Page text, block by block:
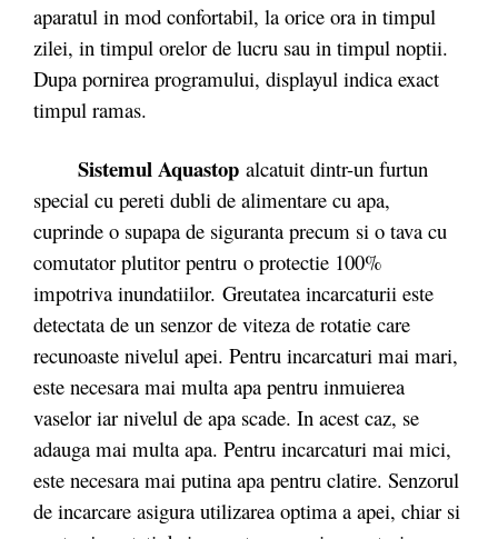
aparatul in mod confortabil, la orice ora in timpul
zilei, in timpul orelor de lucru sau in timpul noptii.
Dupa pornirea programului, displayul indica exact
timpul ramas.
Sistemul Aquastop alcatuit dintr-un furtun
special cu pereti dubli de alimentare cu apa,
cuprinde o supapa de siguranta precum si o tava cu
comutator plutitor pentru o protectie 100%
impotriva inundatiilor. Greutatea incarcaturii este
detectata de un senzor de viteza de rotatie care
recunoaste nivelul apei. Pentru incarcaturi mai mari,
este necesara mai multa apa pentru inmuierea
vaselor iar nivelul de apa scade. In acest caz, se
adauga mai multa apa. Pentru incarcaturi mai mici,
este necesara mai putina apa pentru clatire. Senzorul
de incarcare asigura utilizarea optima a apei, chiar si